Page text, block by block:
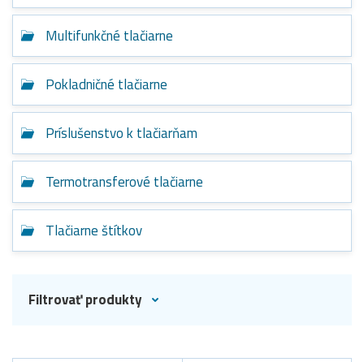
Multifunkčné tlačiarne
Pokladničné tlačiarne
Príslušenstvo k tlačiarňam
Termotransferové tlačiarne
Tlačiarne štítkov
Filtrovať produkty